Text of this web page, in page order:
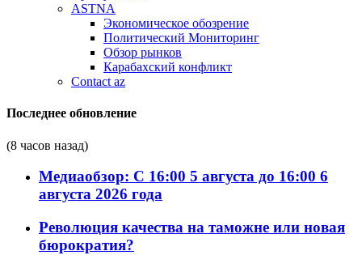
ASTNA
Экономическое обозрение
Политический Мониторинг
Обзор рынков
Карабахский конфликт
Contact az
Последнее обновление
(8 часов назад)
Медиаобзор: С 16:00 5 августа до 16:00 6
августа 2026 года
Революция качества на таможне или новая
бюрократия?